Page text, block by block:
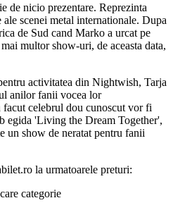
de nicio prezentare. Reprezinta
scenei metal internationale. Dupa
de Sud cand Marko a urcat pe
multor show-uri, de aceasta data,
activitatea din Nightwish, Tarja
anilor fanii vocea lor
celebrul dou cunoscut vor fi
egida 'Living the Dream Together',
un show de neratat pentru fanii
la urmatoarele preturi:
categorie